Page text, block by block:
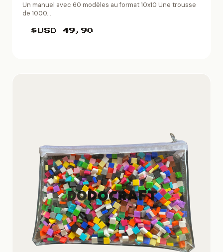
Un manuel avec 60 modèles au format 10x10 Une trousse
de 1000...
$USD49,90